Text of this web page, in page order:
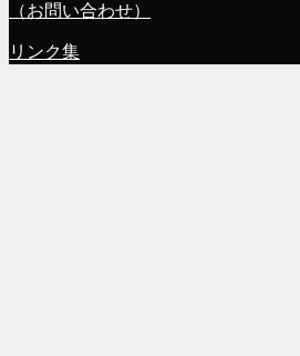
（お問い合わせ）
リンク集